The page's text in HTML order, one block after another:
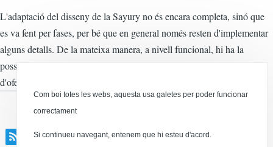
L'adaptació del disseny de la Sayury no és encara completa, sinó que
es va fent per fases, per bé que en general només resten d'implementar
alguns detalls. De la mateixa manera, a nivell funcional, hi ha la
possibilitat de donar-li encara més possibilitats a la web (gestió
d'ofertes, etc.).
acadèmia
Com boi totes les webs, aquesta usa galetes per poder funcionar
correctament
Si continueu navegant, entenem que hi esteu d'acord.